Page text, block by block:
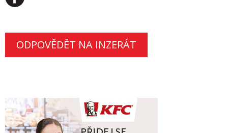
ODPOVĚDĚT NA INZERÁT